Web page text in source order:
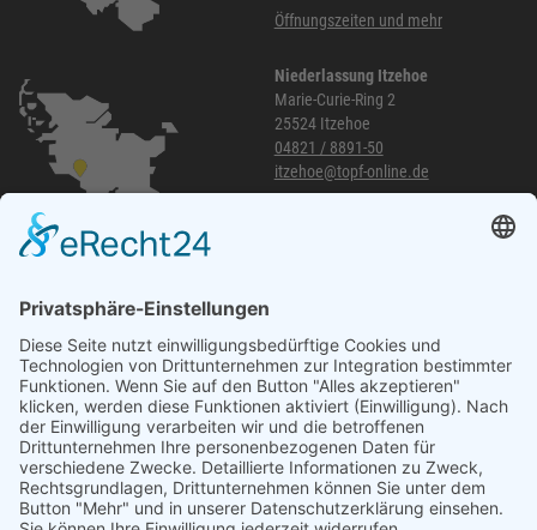
Öffnungszeiten und mehr
Niederlassung Itzehoe
Marie-Curie-Ring 2
25524 Itzehoe
04821 / 8891-50
itzehoe@topf-online.de
040 / 21 04 04 04-04
glinde@topf-online.de
Öffnungszeiten und mehr